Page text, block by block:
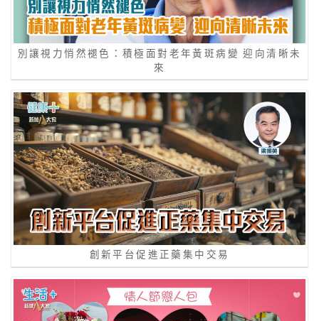
別讓視力悄然褪色：積極面對老年黃斑病變 迎向清晰未
來
創新平台促進正藥集中交易